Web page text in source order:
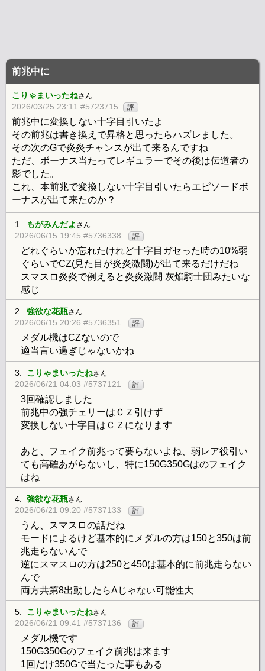
前兆中に
こりゃまいったねさん
2026/03/25 23:11 #5723715 評
前兆中に変換しない十字目引いたよ
その前兆は書き換えで昇格と思ったらハズレました。
その次のGで炎炎チャンスが出て来るんですね
ただ、ボーナス当たってレギュラーでその後は伝道者の
影でした。
これ、本前兆で変換しない十字目引いたらエピソードボ
ーナスが出て来たのか？
1. もがみんだよ さん
2026/06/15 19:45 #5736338 評
どれぐらいか忘れたけれど十字目ガセった時の10%弱
ぐらいでCZ(見た目が炎炎激闘)が出て来るだけだね
スマスロ炎炎で例えると炎炎激闘 灰焔騎士団みたいな
感じ
2. 強欲な花瓶さん
2026/06/15 20:26 #5736351 評
メダル機はCZないので
適当言い過ぎじゃないかね
3. こりゃまいったねさん
2026/06/21 04:03 #5737121 評
3回確認しました
前兆中の強チェリーはＣＺ引けず
変換しない十字目はＣＺになります
あと、フェイク前兆って要らないよね、弱レア役引い
ても高確あがらないし、特に150G350Gはのフェイク
はね
4. 強欲な花瓶さん
2026/06/21 09:20 #5737133 評
うん、スマスロの話だね
モードによるけど基本的にメダルの方は150と350は前
兆走らないんで
逆にスマスロの方は250と450は基本的に前兆走らない
んで
両方共第8出動したらAじゃない可能性大
5. こりゃまいったねさん
2026/06/21 09:41 #5737136 評
メダル機です
150G350Gのフェイク前兆は来ます
1回だけ350Gで当たった事もある